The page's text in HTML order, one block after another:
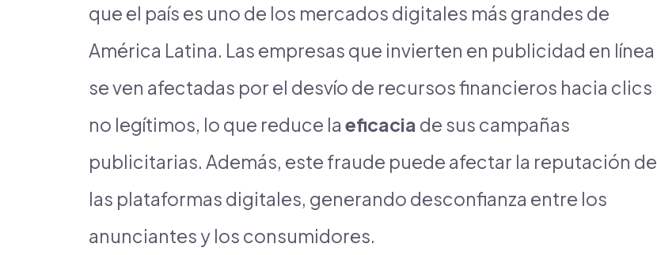
que el país es uno de los mercados digitales más grandes de
América Latina. Las empresas que invierten en publicidad en línea
se ven afectadas por el desvío de recursos financieros hacia clics
no legítimos, lo que reduce la eficacia de sus campañas
publicitarias. Además, este fraude puede afectar la reputación de
las plataformas digitales, generando desconfianza entre los
anunciantes y los consumidores.